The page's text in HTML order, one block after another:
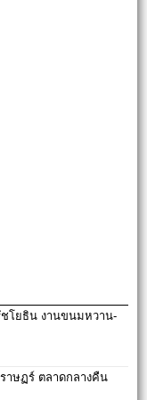
ชโยธิน งานขนมหวาน-
าษฏร์ ตลาดกลางคืน